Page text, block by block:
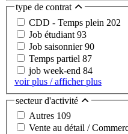
type de contrat
CDD - Temps plein 202
Job étudiant 93
Job saisonnier90
Temps partiel 87
job week-end 84
voir plus / afficher plus
secteur d'activité
Autres 109
Vente au détail /